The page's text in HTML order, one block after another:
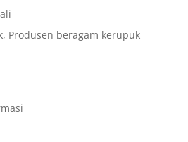
Produsen beragam kerupuk